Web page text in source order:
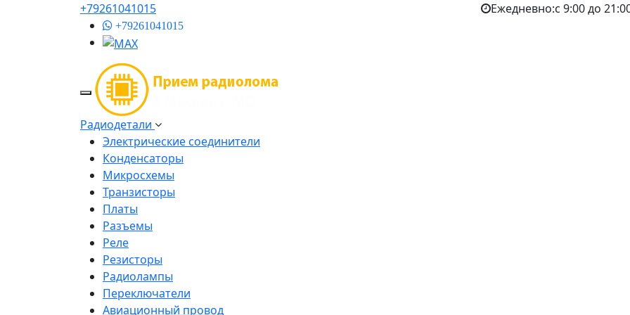
+79261041015
+79261041015
Ежедневно:с 9:00 до
Радиодетали
Электрические соединители
Конденсаторы
Микросхемы
Транзисторы
Платы
Разъемы
Реле
Резисторы
Радиолампы
Переключатели
Авиационный провод